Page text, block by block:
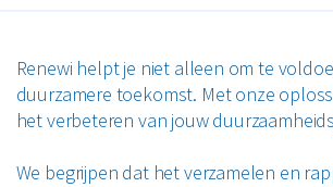
Renewi helpt je niet alleen om te
duurzamere toekomst. Met onze
het verbeteren van jouw
We begrijpen dat het verzamelen en